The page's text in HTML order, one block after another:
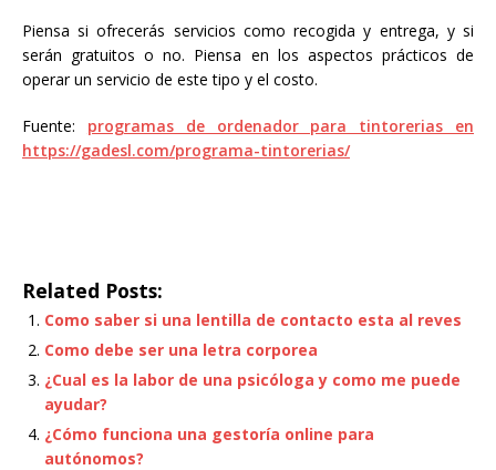
Piensa si ofrecerás servicios como recogida y entrega, y si
serán gratuitos o no. Piensa en los aspectos prácticos de
operar un servicio de este tipo y el costo.
Fuente: programas de ordenador para tintorerias en
https://gadesl.com/programa-tintorerias/
Related Posts:
Como saber si una lentilla de contacto esta al reves
Como debe ser una letra corporea
¿Cual es la labor de una psicóloga y como me puede
ayudar?
¿Cómo funciona una gestoría online para
autónomos?